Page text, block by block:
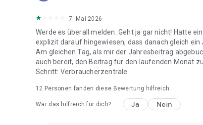
7. Mai 2026
Werde es überall melden. Geht ja gar nicht! Hatte
explizit darauf hingewiesen, dass danach gleich
Am gleichen Tag, als mir der Jahresbeitrag
auch bereit, den Beitrag für den laufenden Monat
Schritt: Verbraucherzentrale
12 Personen fanden diese Bewertung hilfreich
War das hilfreich für dich? Ja Nein